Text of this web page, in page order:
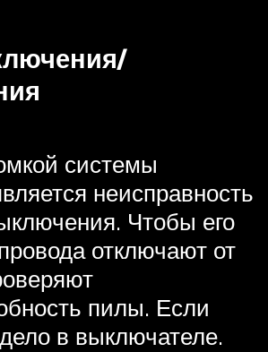
системы
неисправность
Чтобы его
отключают от
пилы. Если
в выключателе.